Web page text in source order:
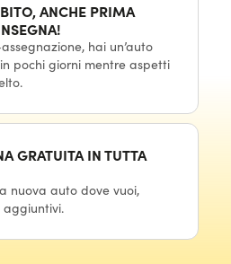
ANCHE PRIMA
hai un’auto
pochi giorni mentre aspetti
GRATUITA IN TUTTA
nuova auto dove vuoi,
aggiuntivi.